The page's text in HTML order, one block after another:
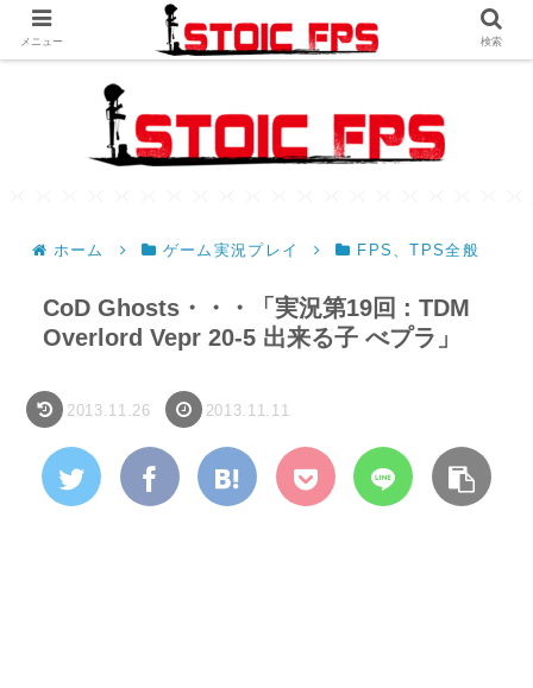
ホーム ゲーム実況プレイ FPS、TPS全般
CoD Ghosts・・・「実況第19回 : TDM
Overlord Vepr 20-5 出来る子 べプラ」
2013.11.26 2013.11.11
メニュー 検索